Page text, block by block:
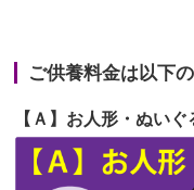
の祖父母か...
2026/06/20
雛人形
てくださる...
第65回人形供養
第64回人形供養
第63回人形供養祭
ご供養料金は以下
【Ａ】お人形・ぬい